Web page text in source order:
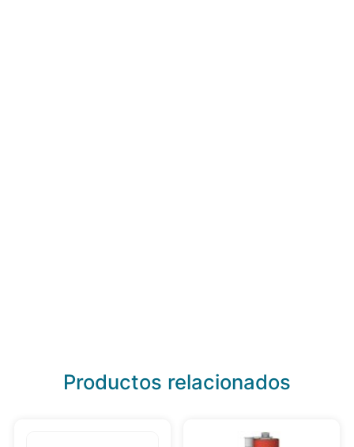
Productos relacionados